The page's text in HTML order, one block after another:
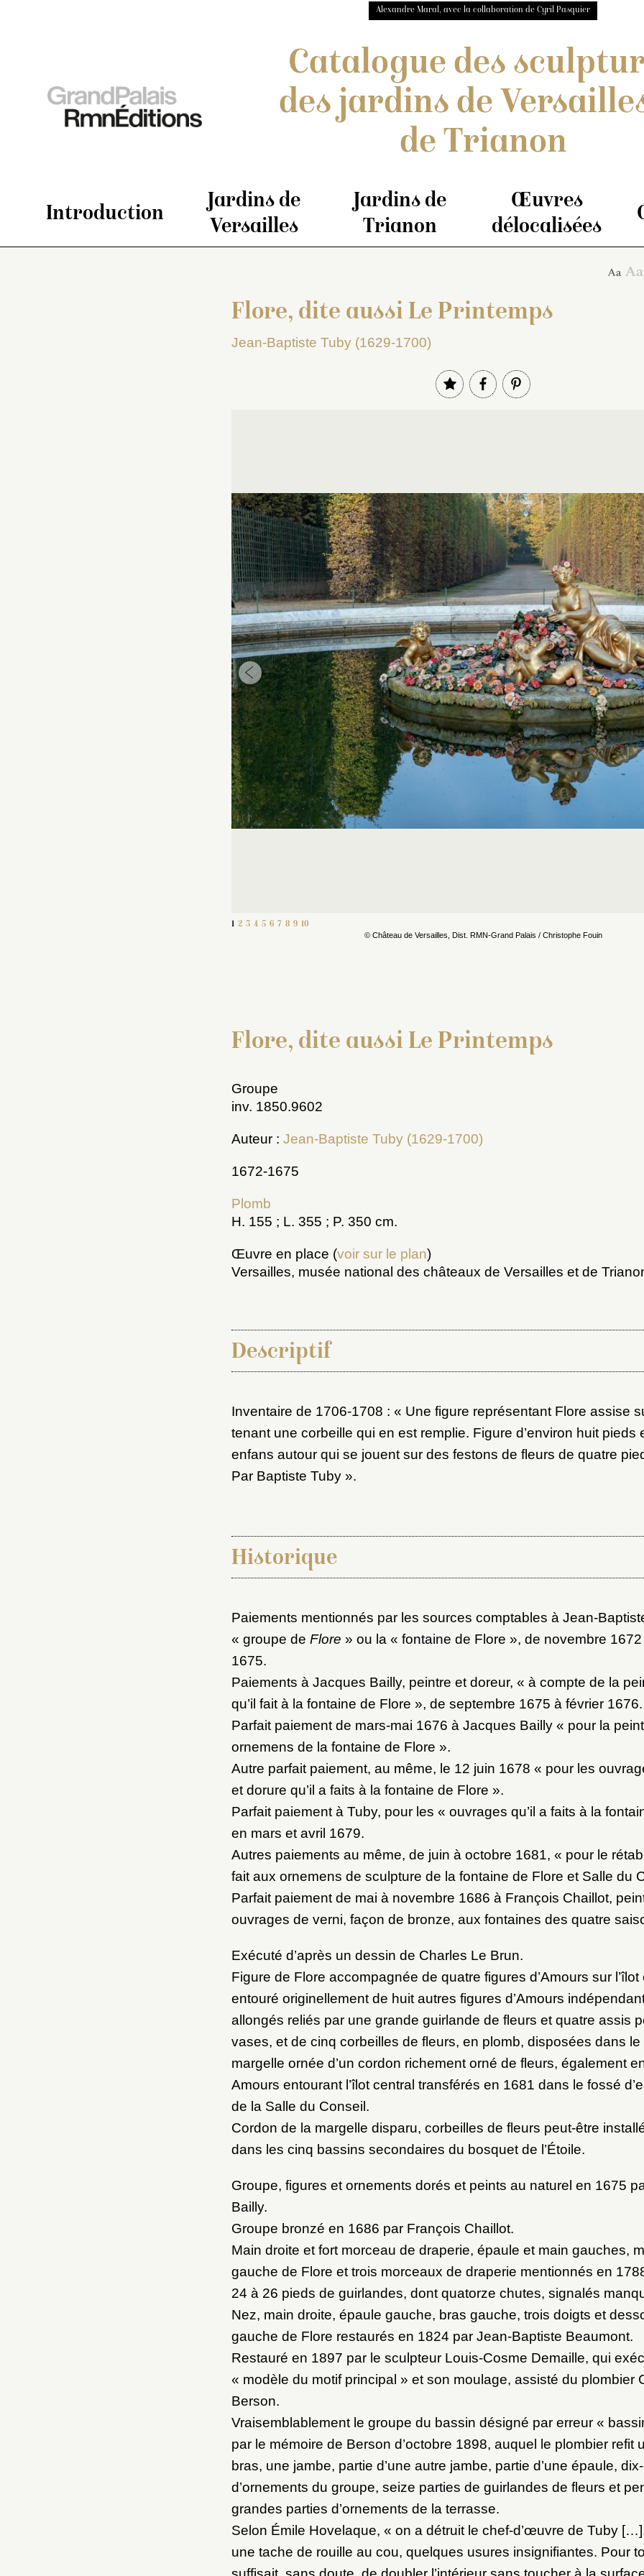
Alexandre Maral, avec la collaboration de Cyril Pasquier
Catalogue des
des jardins de
de Trianon
Introduction
Jardins de
Versailles
Jardins de
Trianon
Œuvres
délocalisées
Flore, dite aussi Le Printemps
Jean-Baptiste Tuby (1629-1700)
© Château de Versailles, Dist. RMN-Grand Palais / Christophe Fouin
1 2 3 4 5 6 7 8 9 10
Flore, dite aussi Le Printemps
Groupe
inv. 1850.9602
Auteur : Jean-Baptiste Tuby (1629-1700)
1672-1675
Plomb
H. 155 ; L. 355 ; P. 350 cm.
Œuvre en place (voir sur le plan)
Versailles, musée national des châteaux de Versailles et de
Descriptif
Inventaire de 1706-1708 : « Une figure représentant Flore assise
tenant une corbeille qui en est remplie. Figure d’environ huit pieds
enfans autour qui se jouent sur des festons de fleurs de quatre
Par Baptiste Tuby ».
Historique
Paiements mentionnés par les sources comptables à Jean-
« groupe de Flore » ou la « fontaine de Flore », de novembre
1675.
Paiements à Jacques Bailly, peintre et doreur, « à compte de la
qu’il fait à la fontaine de Flore », de septembre 1675 à février 1676.
Parfait paiement de mars-mai 1676 à Jacques Bailly « pour la
ornemens de la fontaine de Flore ».
Autre parfait paiement, au même, le 12 juin 1678 « pour les
et dorure qu’il a faits à la fontaine de Flore ».
Parfait paiement à Tuby, pour les « ouvrages qu’il a faits à la
en mars et avril 1679.
Autres paiements au même, de juin à octobre 1681, « pour le
fait aux ornemens de sculpture de la fontaine de Flore et Salle du
Parfait paiement de mai à novembre 1686 à François Chaillot,
ouvrages de verni, façon de bronze, aux fontaines des quatre
Exécuté d’après un dessin de Charles Le Brun.
Figure de Flore accompagnée de quatre figures d’Amours sur l’îlot
entouré originellement de huit autres figures d’Amours
allongés reliés par une grande guirlande de fleurs et quatre assis
vases, et de cinq corbeilles de fleurs, en plomb, disposées dans le
margelle ornée d’un cordon richement orné de fleurs, également
Amours entourant l’îlot central transférés en 1681 dans le fossé
de la Salle du Conseil.
Cordon de la margelle disparu, corbeilles de fleurs peut-être
dans les cinq bassins secondaires du bosquet de l’Étoile.
Groupe, figures et ornements dorés et peints au naturel en 1675
Bailly.
Groupe bronzé en 1686 par François Chaillot.
Main droite et fort morceau de draperie, épaule et main gauches,
gauche de Flore et trois morceaux de draperie mentionnés en
24 à 26 pieds de guirlandes, dont quatorze chutes, signalés
Nez, main droite, épaule gauche, bras gauche, trois doigts et
gauche de Flore restaurés en 1824 par Jean-Baptiste Beaumont.
Restauré en 1897 par le sculpteur Louis-Cosme Demaille, qui
« modèle du motif principal » et son moulage, assisté du plombier
Berson.
Vraisemblablement le groupe du bassin désigné par erreur «
par le mémoire de Berson d’octobre 1898, auquel le plombier refit
bras, une jambe, partie d’une autre jambe, partie d’une épaule,
d’ornements du groupe, seize parties de guirlandes de fleurs et
grandes parties d’ornements de la terrasse.
Selon Émile Hovelaque, « on a détruit le chef-d’œuvre de Tuby
une tache de rouille au cou, quelques usures insignifiantes. Pour
Choix du dossier où ajouter la
Valider
Créer et ajouter
Connexion
Mot de passe
Envoyer
Vous n'êtes pas encore inscrit ?Créer un compte